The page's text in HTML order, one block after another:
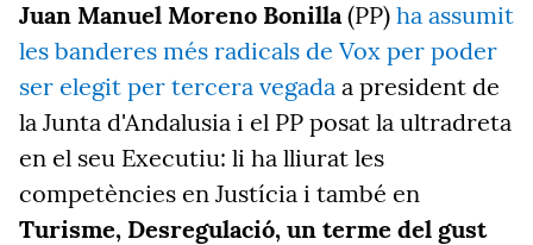
Juan Manuel Moreno Bonilla(PP) ha assumit
les banderes més radicals de Vox per poder
ser elegit per tercera vegada a president de
la Junta d'Andalusia i el PP posat la ultradreta
en el seu Executiu: li ha lliurat les
competències en Justícia i també en
Turisme, Desregulació, un terme del gust